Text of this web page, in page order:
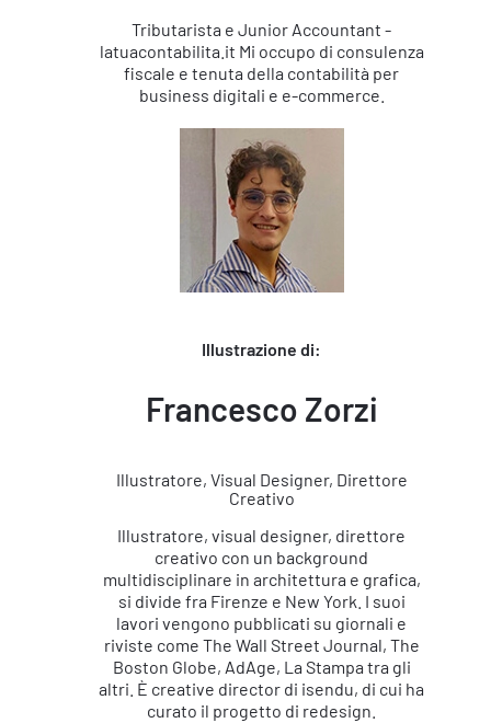
Tributarista e Junior Accountant -
latuacontabilita.it Mi occupo di consulenza
fiscale e tenuta della contabilità per
business digitali e e-commerce.
Illustrazione di:
Francesco Zorzi
Illustratore, Visual Designer, Direttore
Creativo
Illustratore, visual designer, direttore
creativo con un background
multidisciplinare in architettura e grafica,
si divide fra Firenze e New York. I suoi
lavori vengono pubblicati su giornali e
riviste come The Wall Street Journal, The
Boston Globe, AdAge, La Stampa tra gli
altri. È creative director di isendu, di cui ha
curato il progetto di redesign.